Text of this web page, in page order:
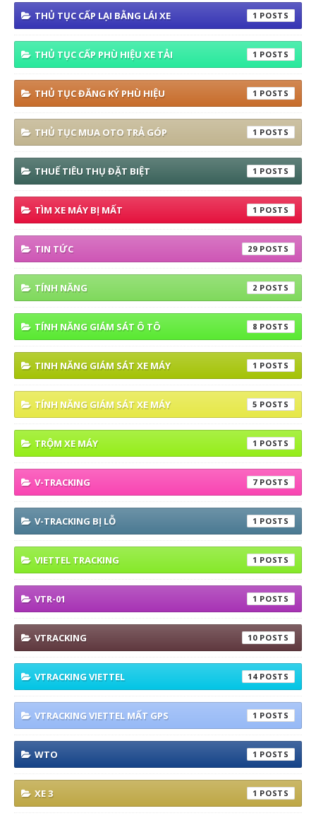
THỦ TỤC CẤP LẠI BẰNG LÁI XE 1
THỦ TỤC CẤP PHÙ HIỆU XE TẢI 1
THỦ TỤC ĐĂNG KÝ PHÙ HIỆU 1
THỦ TỤC MUA OTO TRẢ GÓP 1
THUẾ TIÊU THỤ ĐẶT BIỆT 1
TÌM XE MÁY BỊ MẤT 1
TIN TỨC 29
TÍNH NĂNG 2
TÍNH NĂNG GIÁM SÁT Ô TÔ 8
TINH NĂNG GIÁM SÁT XE MÁY 1
TÍNH NĂNG GIÁM SÁT XE MÁY 5
TRỘM XE MÁY 1
V-TRACKING 7
V-TRACKING BỊ LỖ 1
VIETTEL TRACKING 1
VTR-01 1
VTRACKING 10
VTRACKING VIETTEL 14
VTRACKING VIETTEL MẤT GPS 1
WTO 1
XE 3 1